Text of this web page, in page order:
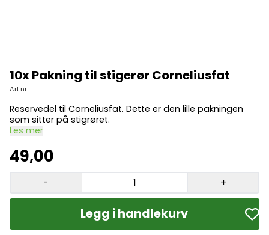
10x Pakning til stigerør Corneliusfat
Art.nr:
Reservedel til Corneliusfat. Dette er den lille pakningen
som sitter på stigrøret.
Les mer
49,00
- +
Legg i handlekurv